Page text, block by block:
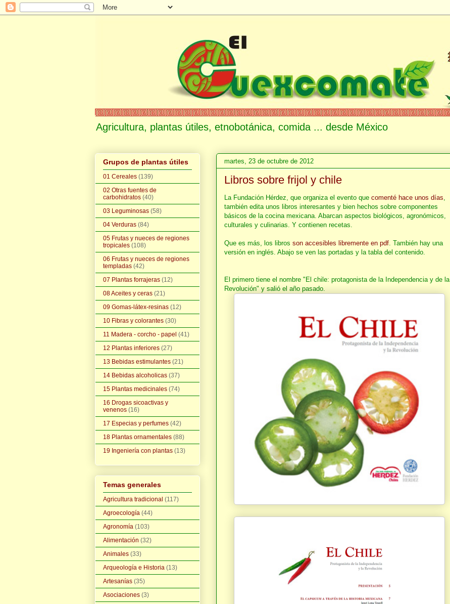
Agricultura, plantas útiles, etnobotánica, comida ... desde México
martes, 23 de octubre de 2012
Libros sobre frijol y chile
La Fundación Hérdez, que organiza el evento que comenté hace unos días,
también edita unos libros interesantes y bien hechos sobre componentes
básicos de la cocina mexicana. Abarcan aspectos biológicos, agronómicos,
culturales y culinarias. Y contienen recetas.
Que es más, los libros son accesibles libremente en pdf. También hay una
versión en inglés. Abajo se ven las portadas y la tabla del contenido.
El primero tiene el nombre "El chile: protagonista de la Independencia y de la
Revolución" y salió el año pasado.
Grupos de plantas útiles
01 Cereales (139)
02 Otras fuentes de
carbohidratos (40)
03 Leguminosas (58)
04 Verduras (84)
05 Frutas y nueces de regiones
tropicales (108)
06 Frutas y nueces de regiones
templadas (42)
07 Plantas forrajeras (12)
08 Aceites y ceras (21)
09 Gomas-látex-resinas (12)
10 Fibras y colorantes (30)
11 Madera - corcho - papel (41)
12 Plantas inferiores (27)
13 Bebidas estimulantes (21)
14 Bebidas alcoholicas (37)
15 Plantas medicinales (74)
16 Drogas sicoactivas y
venenos (16)
17 Especias y perfumes (42)
18 Plantas ornamentales (88)
19 Ingeniería con plantas (13)
Temas generales
Agricultura tradicional (117)
Agroecología (44)
Agronomía (103)
Alimentación (32)
Animales (33)
Arqueología e Historia (13)
Artesanías (35)
Asociaciones (3)